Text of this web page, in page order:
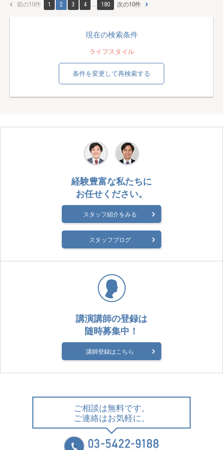
前の10件 1 2 3 4 180 次の10件
現在の検索条件
ライフスタイル
条件を変更して再検索する
経験豊富な私たちに
お任せください。
スタッフ紹介をみる
スタッフブログ
講演講師の登録は
随時募集中！
講師登録はこちら
ご相談は無料です。
ご連絡はお気軽に。